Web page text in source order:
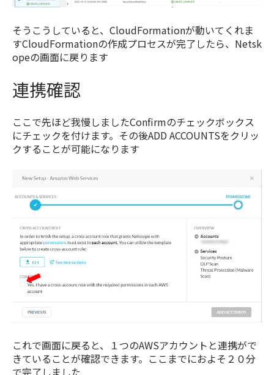
そうこうしていると、CloudFormationが動いてくれま
すCloudFormationの作成プロセスが完了したら、Netsk
opeの画面に戻ります
連携確認
ここで先ほど我慢しましたConfirmのチェックボックス
にチェックを付けます。その後ADD ACCOUNTSをクリッ
クすることが可能になります
これで画面に戻ると、１つのAWSアカウントと連携がで
きていることが確認できます。ここまでにおよそ２０分